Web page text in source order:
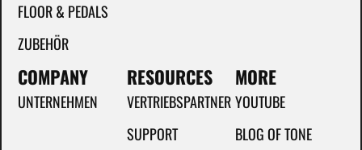
FLOOR & PEDALS
ZUBEHÖR
COMPANY
UNTERNEHMEN
RESOURCES
VERTRIEBSPARTNER
SUPPORT
MORE
YOUTUBE
BLOG OF TONE